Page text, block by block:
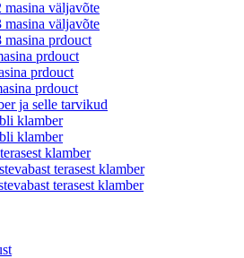
masina väljavõte
masina väljavõte
masina prdouct
prdouct
prdouct
prdouct
ja selle tarvikud
klamber
klamber
klamber
terasest klamber
terasest klamber